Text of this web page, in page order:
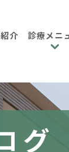
介 診療メニ
大腸内視鏡検査に
各種健診・企業健診・
グ